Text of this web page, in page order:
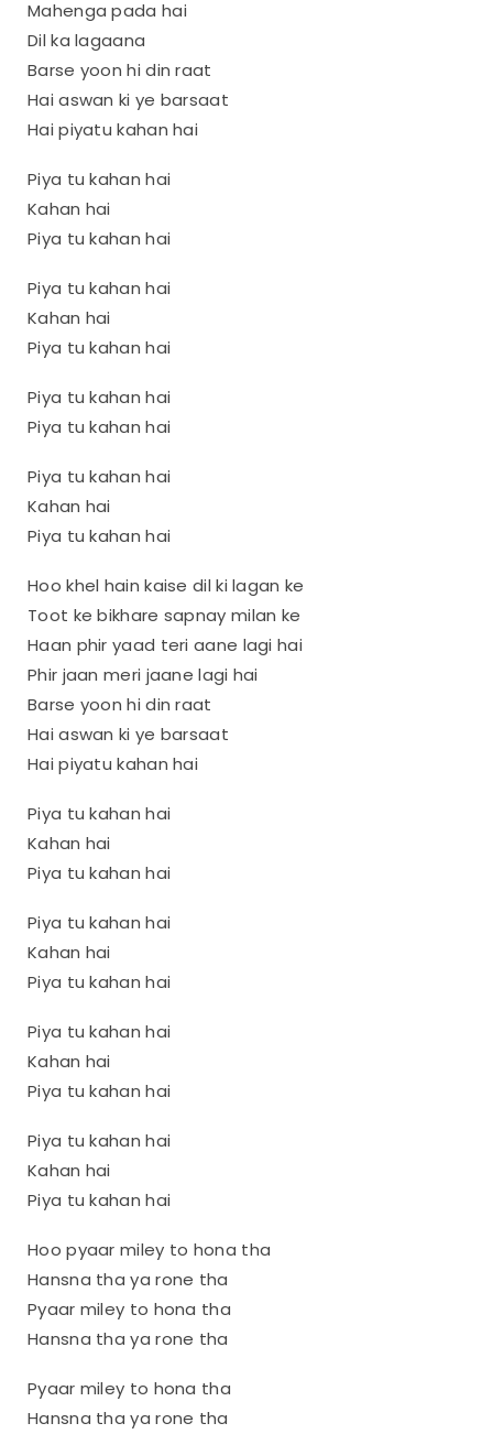
Mahenga pada hai
Dil ka lagaana
Barse yoon hi din raat
Hai aswan ki ye barsaat
Hai piyatu kahan hai
Piya tu kahan hai
Kahan hai
Piya tu kahan hai
Piya tu kahan hai
Kahan hai
Piya tu kahan hai
Piya tu kahan hai
Piya tu kahan hai
Piya tu kahan hai
Kahan hai
Piya tu kahan hai
Hoo khel hain kaise dil ki lagan ke
Toot ke bikhare sapnay milan ke
Haan phir yaad teri aane lagi hai
Phir jaan meri jaane lagi hai
Barse yoon hi din raat
Hai aswan ki ye barsaat
Hai piyatu kahan hai
Piya tu kahan hai
Kahan hai
Piya tu kahan hai
Piya tu kahan hai
Kahan hai
Piya tu kahan hai
Piya tu kahan hai
Kahan hai
Piya tu kahan hai
Piya tu kahan hai
Kahan hai
Piya tu kahan hai
Hoo pyaar miley to hona tha
Hansna tha ya rone tha
Pyaar miley to hona tha
Hansna tha ya rone tha
Pyaar miley to hona tha
Hansna tha ya rone tha